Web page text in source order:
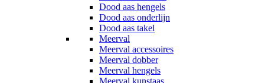
Dood aas hengels
Dood aas onderlijn
Dood aas takel
Meerval
Meerval accessoires
Meerval dobber
Meerval hengels
Meerval kunstaas